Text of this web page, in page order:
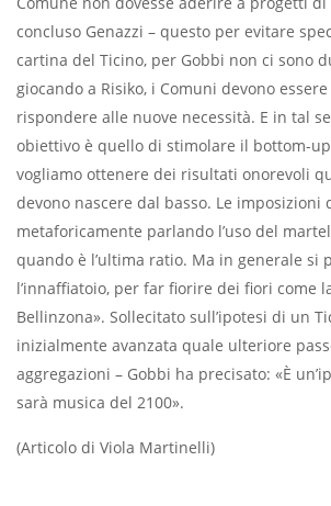
concluso Genazzi – questo per evitare
cartina del Ticino, per Gobbi non ci sono
giocando a Risiko, i Comuni devono
rispondere alle nuove necessità. E in tal
obiettivo è quello di stimolare il bottom-
vogliamo ottenere dei risultati onorevoli
devono nascere dal basso. Le imposizioni
metaforicamente parlando l’uso del
quando è l’ultima ratio. Ma in generale si
l’innaffiatoio, per far fiorire dei fiori come
Bellinzona». Sollecitato sull’ipotesi di un
inizialmente avanzata quale ulteriore
aggregazioni – Gobbi ha precisato: «È
sarà musica del 2100».
(Articolo di Viola Martinelli)